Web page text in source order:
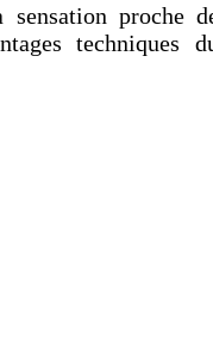
proche
techniques